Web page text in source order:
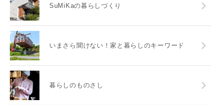
SuMiKaの暮らしづくり
いまさら聞けない！家と暮らしのキーワード
暮らしのものさし